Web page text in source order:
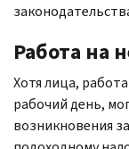
Работа на
Хотя лица,
рабочий день,
возникновения